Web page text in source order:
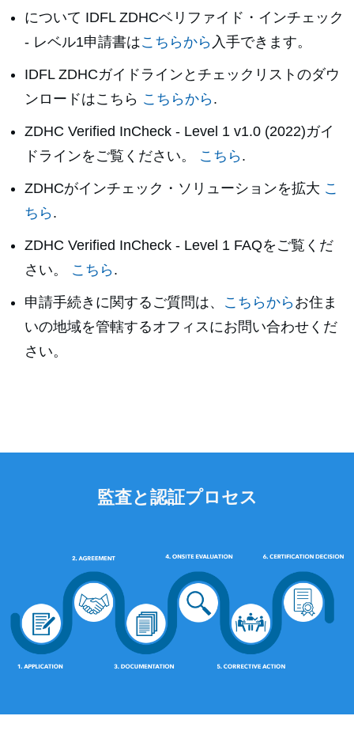
について IDFL ZDHCベリファイド・インチェック
- レベル1申請書はこちらから 入手できます。
IDFL ZDHCガイドラインとチェックリストのダウ
ンロードはこちら こちらから.
ZDHC Verified InCheck - Level 1 v1.0 (2022)ガイ
ドラインをご覧ください。 こちら.
ZDHCがインチェック・ソリューションを拡大 こ
ちら.
ZDHC Verified InCheck - Level 1 FAQをご覧くだ
さい。 こちら.
申請手続きに関するご質問は、 こちらからお住ま
いの地域を管轄するオフィスにお問い合わせくだ
さい。
監査と認証プロセス